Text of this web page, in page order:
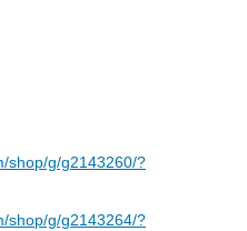
shop/g/g2143260/?
shop/g/g2143264/?